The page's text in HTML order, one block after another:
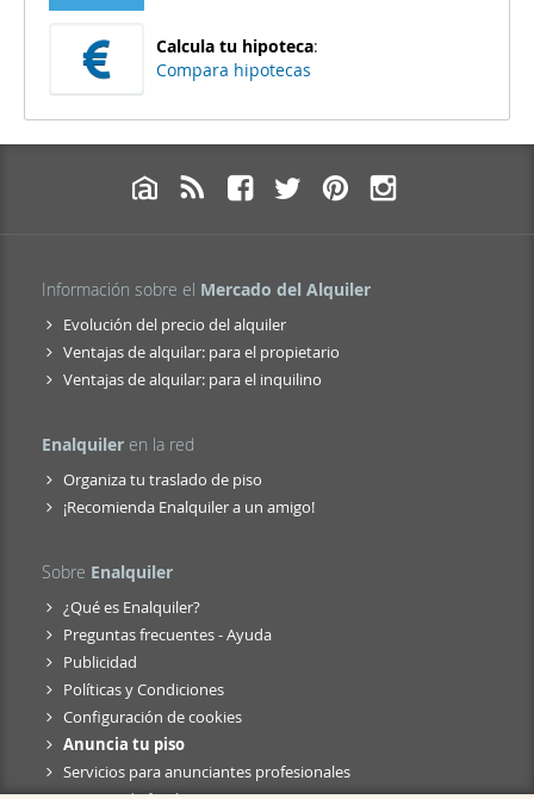
Calcula tu hipoteca:
Compara hipotecas
Información sobre el Mercado del Alquiler
Evolución del precio del alquiler
Ventajas de alquilar: para el propietario
Ventajas de alquilar: para el inquilino
Enalquiler en la red
Organiza tu traslado de piso
¡Recomienda Enalquiler a un amigo!
Sobre Enalquiler
¿Qué es Enalquiler?
Preguntas frecuentes - Ayuda
Publicidad
Políticas y Condiciones
Configuración de cookies
Anuncia tu piso
Servicios para anunciantes profesionales